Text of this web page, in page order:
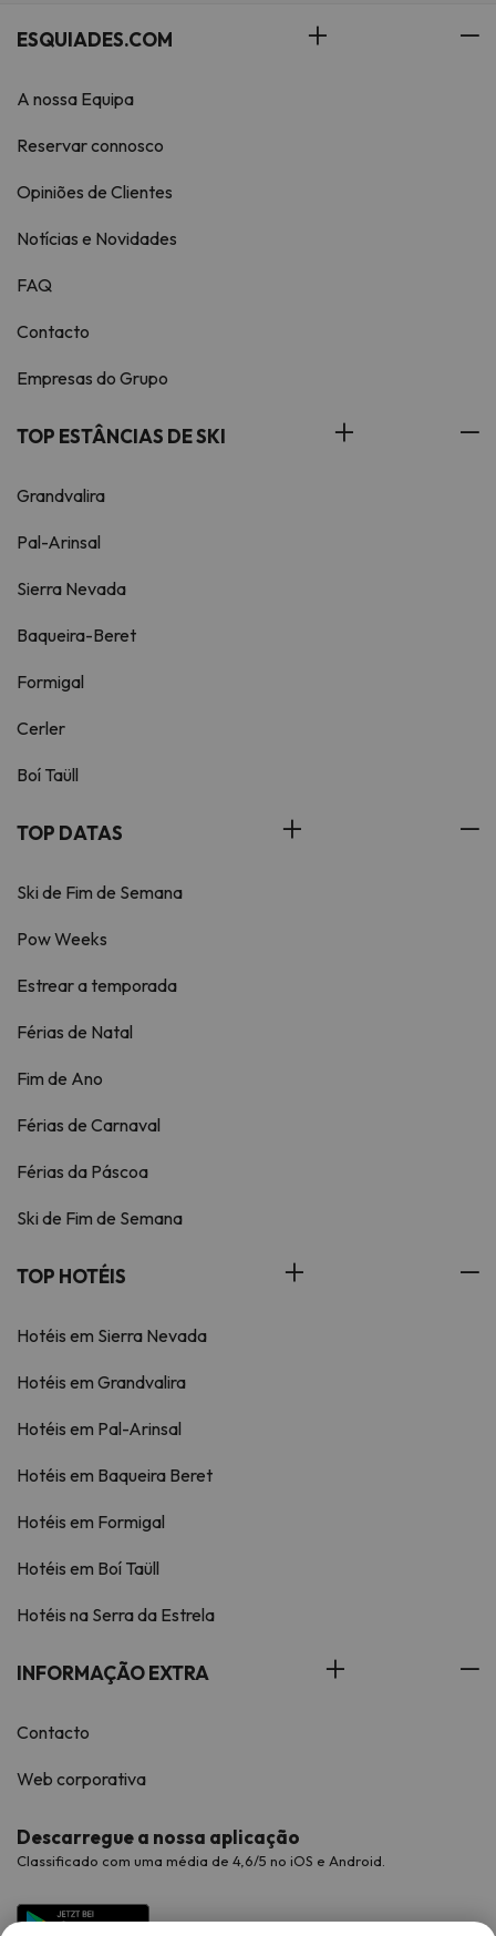
ESQUIADES.COM
A nossa Equipa
Reservar connosco
Opiniões de Clientes
Notícias e Novidades
FAQ
Contacto
Empresas do Grupo
TOP ESTÂNCIAS DE SKI
Grandvalira
Pal-Arinsal
Sierra Nevada
Baqueira-Beret
Formigal
Cerler
Boí Taüll
TOP DATAS
Ski de Fim de Semana
Pow Weeks
Estrear a temporada
Férias de Natal
Fim de Ano
Férias de Carnaval
Férias da Páscoa
Ski de Fim de Semana
TOP HOTÉIS
Hotéis em Sierra Nevada
Hotéis em Grandvalira
Hotéis em Pal-Arinsal
Hotéis em Baqueira Beret
Hotéis em Formigal
Hotéis em Boí Taüll
Hotéis na Serra da Estrela
INFORMAÇÃO EXTRA
Contacto
Web corporativa
Descarregue a nossa aplicação
Classificado com uma média de 4,6/5 no iOS e Android.